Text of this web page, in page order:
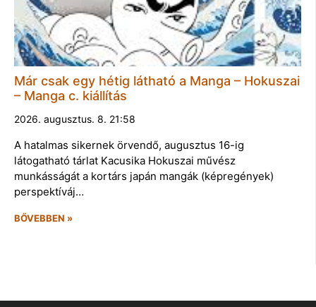
Már csak egy hétig látható a Manga – Hokuszai
– Manga c. kiállítás
2026. augusztus. 8. 21:58
A hatalmas sikernek örvendő, augusztus 16-ig
látogatható tárlat Kacusika Hokuszai művész
munkásságát a kortárs japán mangák (képregények)
perspektíváj…
BŐVEBBEN »